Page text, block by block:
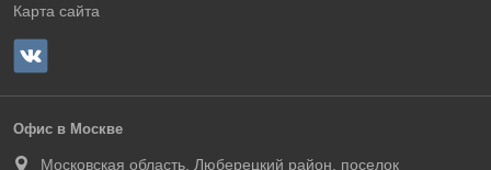
Карта сайта
Офис в Москве
Московская область, Люберецкий район, поселок